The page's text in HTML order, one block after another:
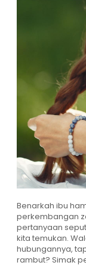
Benarkah ibu
perkembangan
pertanyaan
kita temukan.
hubungannya,
rambut? Simak